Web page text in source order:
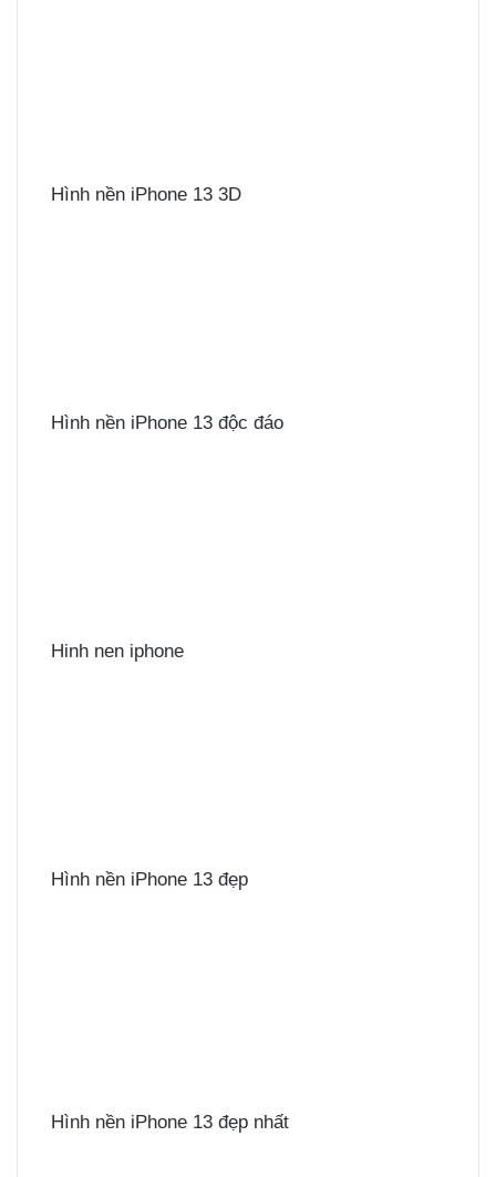
Hình nền iPhone 13 3D
Hình nền iPhone 13 độc đáo
Hinh nen iphone
Hình nền iPhone 13 đẹp
Hình nền iPhone 13 đẹp nhất